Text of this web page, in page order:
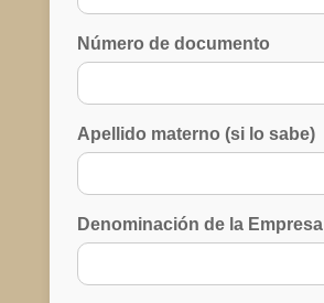
Número de documento
Apellido materno (si lo sabe)
Denominación de la Empresa